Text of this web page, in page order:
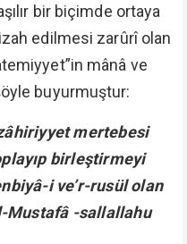
bir biçimde ortaya
edilmesi zarûrî olan
mânâ ve
buyurmuştur:
mertebesi
birleştirmeyi
i ve’r-rusül olan
Mustafâ -sallallahu